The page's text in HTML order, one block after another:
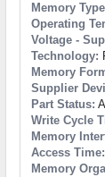
Memory
Operating
Voltage -
Technology:
Memory
Supplier
Part Status:
Write Cycle
Memory
Access Time:
Memory